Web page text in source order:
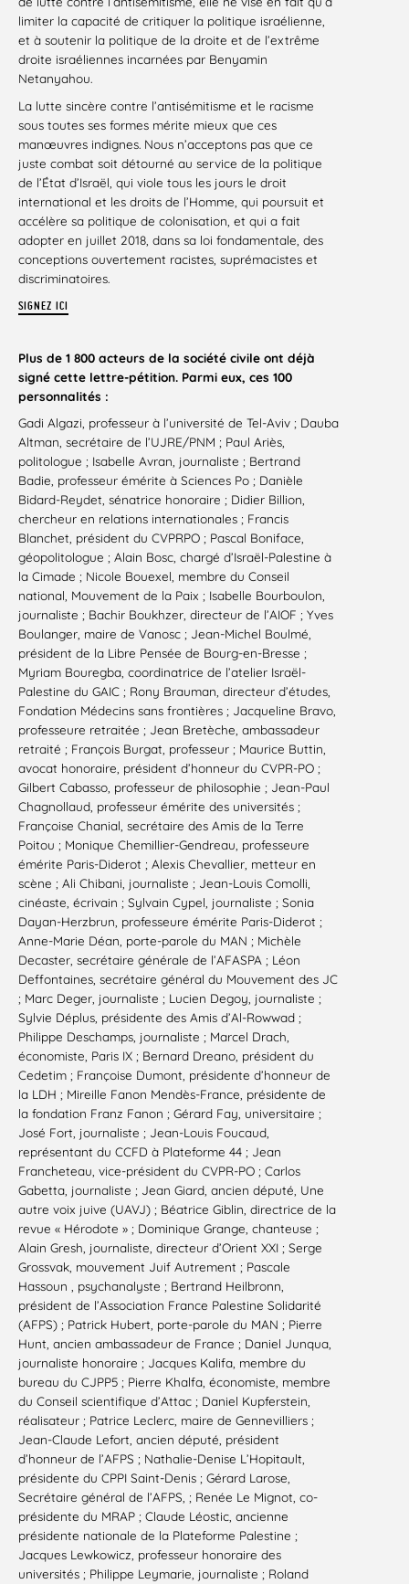
limiter la capacité de critiquer la politique israélienne,
et à soutenir la politique de la droite et de l’extrême
droite israéliennes incarnées par Benyamin
Netanyahou.
La lutte sincère contre l’antisémitisme et le racisme
sous toutes ses formes mérite mieux que ces
manœuvres indignes. Nous n’acceptons pas que ce
juste combat soit détourné au service de la politique
de l’État d’Israël, qui viole tous les jours le droit
international et les droits de l’Homme, qui poursuit et
accélère sa politique de colonisation, et qui a fait
adopter en juillet 2018, dans sa loi fondamentale, des
conceptions ouvertement racistes, suprémacistes et
discriminatoires.
SIGNEZ ICI
Plus de 1 800 acteurs de la société civile ont déjà
signé cette lettre-pétition. Parmi eux, ces 100
personnalités :
Gadi Algazi, professeur à l’université de Tel-Aviv ; Dauba
Altman, secrétaire de l’UJRE/PNM ; Paul Ariès,
politologue ; Isabelle Avran, journaliste ; Bertrand
Badie, professeur émérite à Sciences Po ; Danièle
Bidard-Reydet, sénatrice honoraire ; Didier Billion,
chercheur en relations internationales ; Francis
Blanchet, président du CVPRPO ; Pascal Boniface,
géopolitologue ; Alain Bosc, chargé d’Israël-Palestine à
la Cimade ; Nicole Bouexel, membre du Conseil
national, Mouvement de la Paix ; Isabelle Bourboulon,
journaliste ; Bachir Boukhzer, directeur de l’AIOF ; Yves
Boulanger, maire de Vanosc ; Jean-Michel Boulmé,
président de la Libre Pensée de Bourg-en-Bresse ;
Myriam Bouregba, coordinatrice de l’atelier Israël-
Palestine du GAIC ; Rony Brauman, directeur d’études,
Fondation Médecins sans frontières ; Jacqueline Bravo,
professeure retraitée ; Jean Bretèche, ambassadeur
retraité ; François Burgat, professeur ; Maurice Buttin,
avocat honoraire, président d’honneur du CVPR-PO ;
Gilbert Cabasso, professeur de philosophie ; Jean-Paul
Chagnollaud, professeur émérite des universités ;
Françoise Chanial, secrétaire des Amis de la Terre
Poitou ; Monique Chemillier-Gendreau, professeure
émérite Paris-Diderot ; Alexis Chevallier, metteur en
scène ; Ali Chibani, journaliste ; Jean-Louis Comolli,
cinéaste, écrivain ; Sylvain Cypel, journaliste ; Sonia
Dayan-Herzbrun, professeure émérite Paris-Diderot ;
Anne-Marie Déan, porte-parole du MAN ; Michèle
Decaster, secrétaire générale de l’AFASPA ; Léon
Deffontaines, secrétaire général du Mouvement des JC
; Marc Deger, journaliste ; Lucien Degoy, journaliste ;
Sylvie Déplus, présidente des Amis d’Al-Rowwad ;
Philippe Deschamps, journaliste ; Marcel Drach,
économiste, Paris IX ; Bernard Dreano, président du
Cedetim ; Françoise Dumont, présidente d’honneur de
la LDH ; Mireille Fanon Mendès-France, présidente de
la fondation Franz Fanon ; Gérard Fay, universitaire ;
José Fort, journaliste ; Jean-Louis Foucaud,
représentant du CCFD à Plateforme 44 ; Jean
Francheteau, vice-président du CVPR-PO ; Carlos
Gabetta, journaliste ; Jean Giard, ancien député, Une
autre voix juive (UAVJ) ; Béatrice Giblin, directrice de la
revue « Hérodote » ; Dominique Grange, chanteuse ;
Alain Gresh, journaliste, directeur d’Orient XXI ; Serge
Grossvak, mouvement Juif Autrement ; Pascale
Hassoun , psychanalyste ; Bertrand Heilbronn,
président de l’Association France Palestine Solidarité
(AFPS) ; Patrick Hubert, porte-parole du MAN ; Pierre
Hunt, ancien ambassadeur de France ; Daniel Junqua,
journaliste honoraire ; Jacques Kalifa, membre du
bureau du CJPP5 ; Pierre Khalfa, économiste, membre
du Conseil scientifique d’Attac ; Daniel Kupferstein,
réalisateur ; Patrice Leclerc, maire de Gennevilliers ;
Jean-Claude Lefort, ancien député, président
d’honneur de l’AFPS ; Nathalie-Denise L’Hopitault,
présidente du CPPI Saint-Denis ; Gérard Larose,
Secrétaire général de l’AFPS, ; Renée Le Mignot, co-
présidente du MRAP ; Claude Léostic, ancienne
présidente nationale de la Plateforme Palestine ;
Jacques Lewkowicz, professeur honoraire des
universités ; Philippe Leymarie, journaliste ; Roland